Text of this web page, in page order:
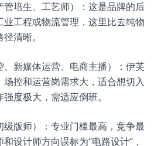
管培生、工艺师）：这是品牌的后
工程或物流管理，这里比去纯物
清晰。
、新媒体运营、电商主播）：伊芙
控和运营岗需求大，适合想切入
度极大，需适应倒班。
级版师）：专业门槛最高，竞争最
设计师方向误标为“电路设计”，